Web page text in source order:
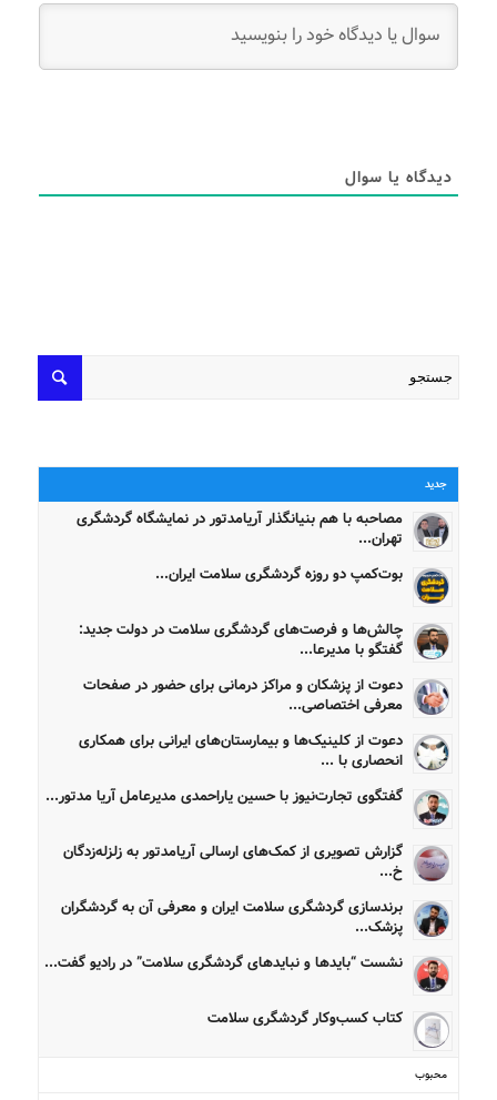
دیدگاه یا سوال
جدید
مصاحبه با هم بنیانگذار آریامدتور در نمایشگاه گردشگری
تهران...
بوت‌کمپ دو روزه گردشگری سلامت ایران...
چالش‌ها و فرصت‌های گردشگری سلامت در دولت جدید:
گفتگو با مدیرعا...
دعوت از پزشکان و مراکز درمانی برای حضور در صفحات
معرفی اختصاصی...
دعوت از کلینیک‌ها و بیمارستان‌های ایرانی برای همکاری
انحصاری با ...
گفتگوی تجارت‌نیوز با حسین یاراحمدی مدیرعامل آریا مدتور...
گزارش تصویری از کمک‌های ارسالی آریامدتور به زلزله‌زدگان
خ...
برندسازی گردشگری سلامت ایران و معرفی آن به گردشگران
پزشک...
نشست “بایدها و نبایدهای گردشگری سلامت” در رادیو گفت...
کتاب کسب‌وکار گردشگری سلامت
محبوب